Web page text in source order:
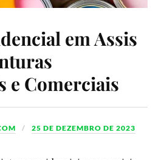
em Assis
e Comerciais
25 DE DEZEMBRO DE 2023